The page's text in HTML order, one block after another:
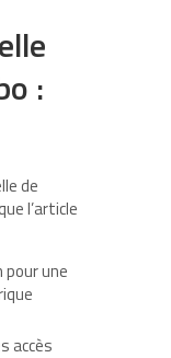
:
de
l’article
pour une
accès